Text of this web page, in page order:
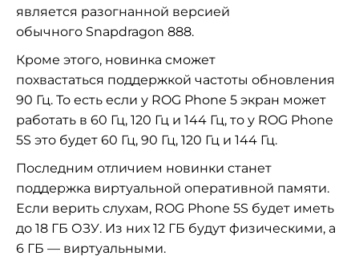
является разогнанной версией
обычного Snapdragon 888.
Кроме этого, новинка сможет
похвастаться поддержкой частоты обновления
90 Гц. То есть если у ROG Phone 5 экран может
работать в 60 Гц, 120 Гц и 144 Гц, то у ROG Phone
5S это будет 60 Гц, 90 Гц, 120 Гц и 144 Гц.
Последним отличием новинки станет
поддержка виртуальной оперативной памяти.
Если верить слухам, ROG Phone 5S будет иметь
до 18 ГБ ОЗУ. Из них 12 ГБ будут физическими, а
6 ГБ — виртуальными.